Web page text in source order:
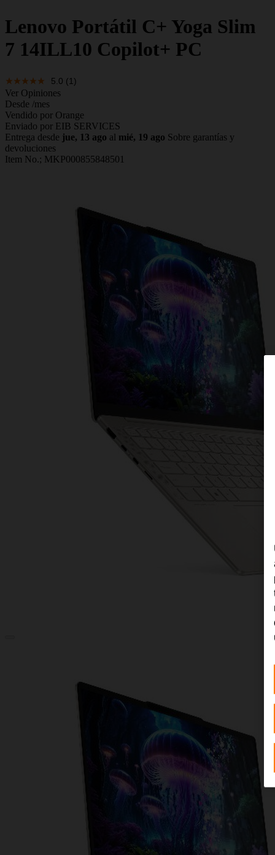
Lenovo Portátil C+ Yoga Slim
7 14ILL10 Copilot+ PC
5.0 (1)
Ver Opiniones
Desde /mes
Vendido por Orange
Enviado por EIB SERVICES
Entrega desde jue, 13 ago al mié, 19 ago Sobre garantías y
devoluciones
Item No.; MKP000855848501